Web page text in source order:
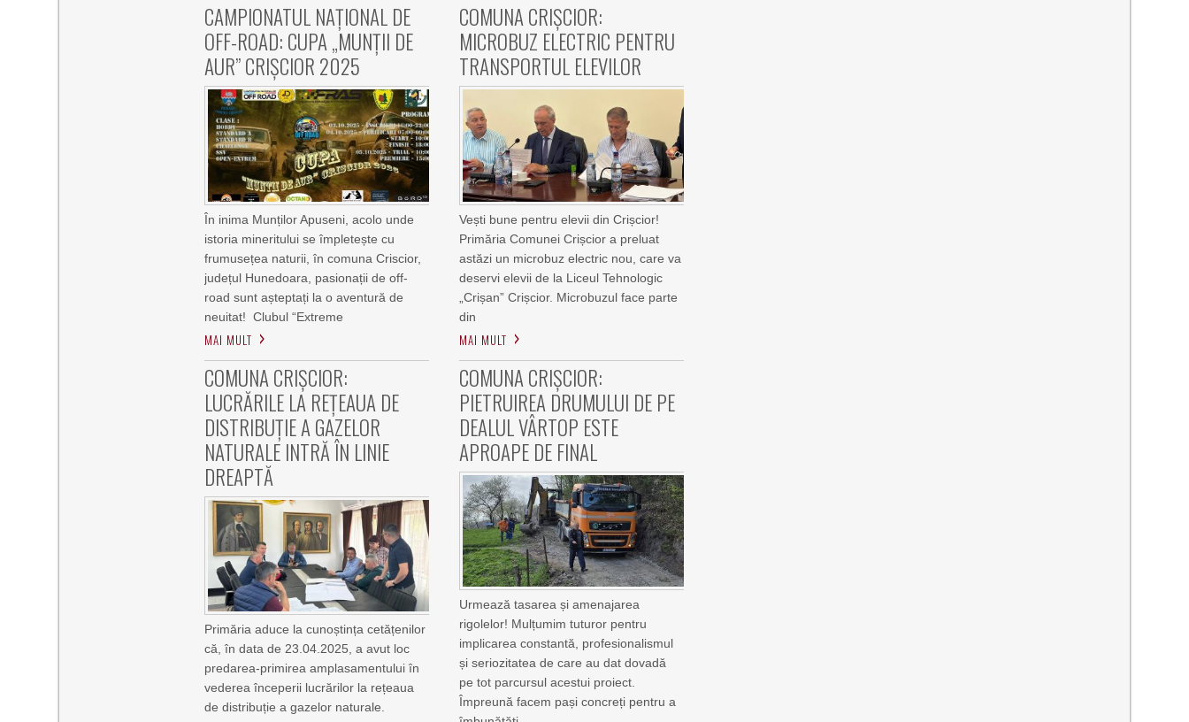
CAMPIONATUL NAȚIONAL DE
OFF-ROAD: CUPA „MUNȚII DE
AUR” CRIȘCIOR 2025
În inima Munților Apuseni, acolo unde
istoria mineritului se împletește cu
frumusețea naturii, în comuna Criscior,
județul Hunedoara, pasionații de off-
road sunt așteptați la o aventură de
neuitat! Clubul “Extreme
MAI MULT
COMUNA CRIȘCIOR:
MICROBUZ ELECTRIC PENTRU
TRANSPORTUL ELEVILOR
Vești bune pentru elevii din Crișcior!
Primăria Comunei Crișcior a preluat
astăzi un microbuz electric nou, care va
deservi elevii de la Liceul Tehnologic
„Crișan” Crișcior. Microbuzul face parte
din
MAI MULT
COMUNA CRIȘCIOR:
LUCRĂRILE LA REȚEAUA DE
DISTRIBUȚIE A GAZELOR
NATURALE INTRĂ ÎN LINIE
DREAPTĂ
Primăria aduce la cunoștința cetățenilor
că, în data de 23.04.2025, a avut loc
predarea-primirea amplasamentului în
vederea începerii lucrărilor la rețeaua
de distribuție a gazelor naturale.
COMUNA CRIȘCIOR:
PIETRUIREA DRUMULUI DE PE
DEALUL VÂRTOP ESTE
APROAPE DE FINAL
Urmează tasarea și amenajarea
rigolelor! Mulțumim tuturor pentru
implicarea constantă, profesionalismul
și seriozitatea de care au dat dovadă
pe tot parcursul acestui proiect.
Împreună facem pași concreți pentru a